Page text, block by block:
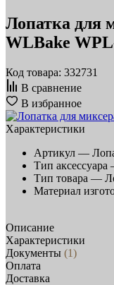
Лопатка для
WLBake
Код товара: 332731
В сравнение
В избранное
Характеристики
Артикул —
Тип
Тип товара —
Материал
Описание
Характеристики
Документы (1)
Оплата
Доставка